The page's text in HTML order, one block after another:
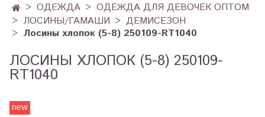
ОДЕЖДА
ОДЕЖДА ДЛЯ ДЕВОЧЕК ОПТОМ
ЛОСИНЫ/ГАМАШИ
ДЕМИСЕЗОН
Лосины хлопок (5-8) 250109-RT1040
ЛОСИНЫ ХЛОПОК (5-8) 250109-
RT1040
new